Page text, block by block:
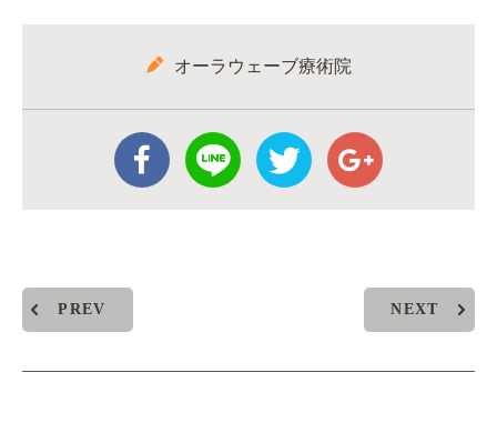
オーラウェーブ療術院
PREV NEXT